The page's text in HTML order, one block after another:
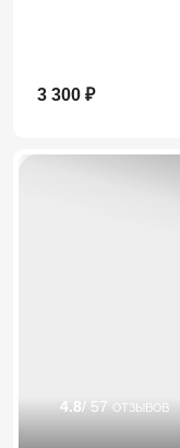
3 300 ₽
4.8/ 57 отзывов